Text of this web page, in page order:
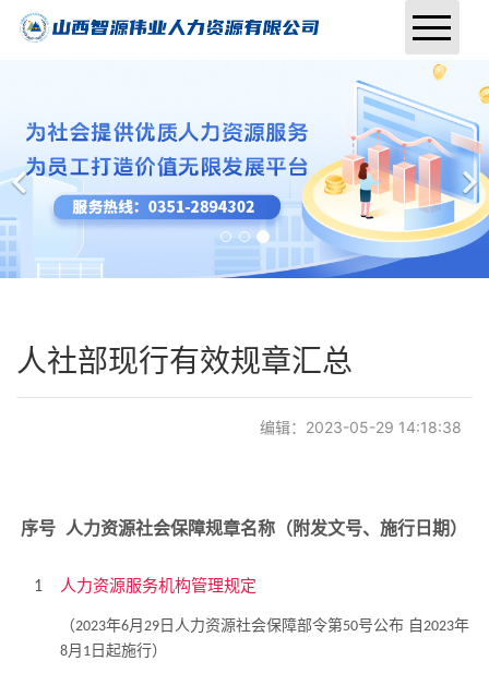
关于我们
业务范围
行业资讯
联系我们
人社部现行有效规章汇总
编辑：2023-05-29 14:18:38
序号 人力资源社会保障规章名称（附发文号、施行日期）
1 人力资源服务机构管理规定
（2023年6月 29 日人力资源社会保障部令第50号公布 自 2023年
8月 1 日起施行）